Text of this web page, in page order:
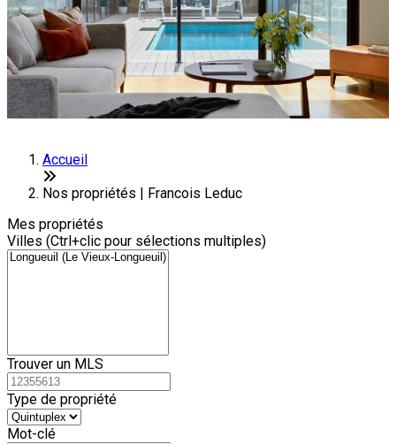
Accueil
Nos propriétés | Francois Leduc
Mes propriétés
Villes (Ctrl+clic pour sélections multiples)
Trouver un MLS
Type de propriété
Mot-clé